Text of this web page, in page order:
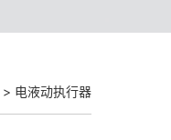
> 电液动执行器